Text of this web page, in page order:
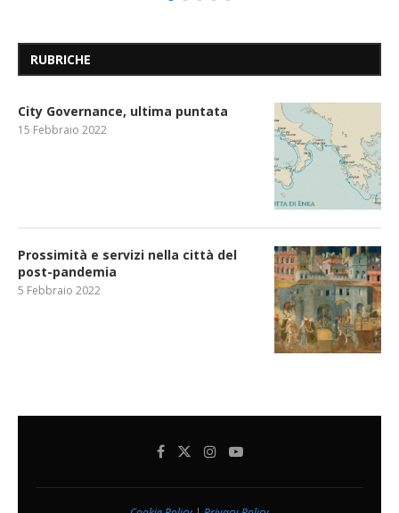
RUBRICHE
City Governance, ultima puntata
15 Febbraio 2022
Prossimità e servizi nella città del
post-pandemia
5 Febbraio 2022